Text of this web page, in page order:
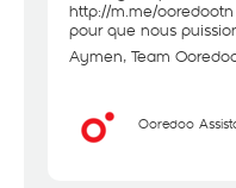
http://m.me/ooredootn
pour que nous
Aymen, Team
Ooredoo